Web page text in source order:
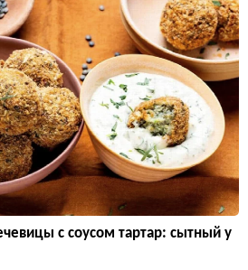
с соусом тартар: сытный у